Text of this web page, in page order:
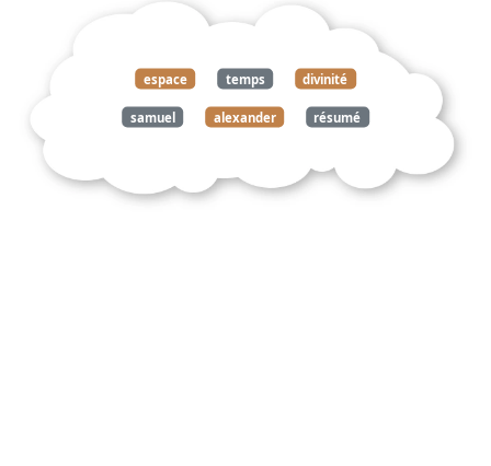
espace temps divinité
samuel alexander résumé